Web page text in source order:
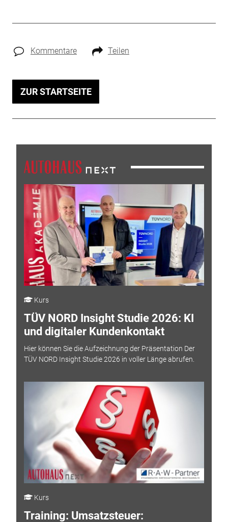
Kommentare Teilen
ZUR STARTSEITE
Kurs
TÜV NORD Insight Studie 2026: KI
und digitaler Kundenkontakt
Hier können Sie die Aufzeichnung der Präsentation Der
TÜV NORD Insight Studie 2026 in voller Länge abrufen.
Kurs
Training: Umsatzsteuer: